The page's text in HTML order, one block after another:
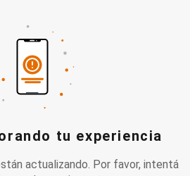
tu experiencia
actualizando. Por favor, intentá